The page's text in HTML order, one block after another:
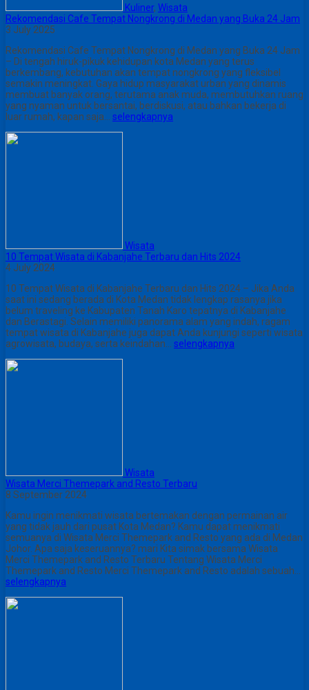
Kuliner, Wisata
Rekomendasi Cafe Tempat Nongkrong di Medan yang Buka 24 Jam
3 July 2025
Rekomendasi Cafe Tempat Nongkrong di Medan yang Buka 24 Jam
– Di tengah hiruk-pikuk kehidupan kota Medan yang terus
berkembang, kebutuhan akan tempat nongkrong yang fleksibel
semakin meningkat. Gaya hidup masyarakat urban yang dinamis
membuat banyak orang, terutama anak muda, membutuhkan ruang
yang nyaman untuk bersantai, berdiskusi, atau bahkan bekerja di
luar rumah, kapan saja… selengkapnya
Wisata
10 Tempat Wisata di Kabanjahe Terbaru dan Hits 2024
4 July 2024
10 Tempat Wisata di Kabanjahe Terbaru dan Hits 2024 – Jika Anda
saat ini sedang berada di Kota Medan tidak lengkap rasanya jika
belum traveling ke Kabupaten Tanah Karo tepatnya di Kabanjahe
dan Berastagi. Selain memiliki panorama alam yang indah, ragam
tempat wisata di Kabanjahe juga dapat Anda kunjungi seperti wisata
agrowisata, budaya, serta keindahan… selengkapnya
Wisata
Wisata Merci Themepark and Resto Terbaru
8 September 2024
Kamu ingin menikmati wisata bertemakan dengan permainan air
yang tidak jauh dari pusat Kota Medan? Kamu dapat menikmati
semuanya di Wisata Merci Themepark and Resto yang ada di Medan
Johor. Apa saja keseruannya? mari Kita simak bersama Wisata
Merci Themepark and Resto Terbaru Tentang Wisata Merci
Themepark and Resto Merci Themepark and Resto adalah sebuah…
selengkapnya